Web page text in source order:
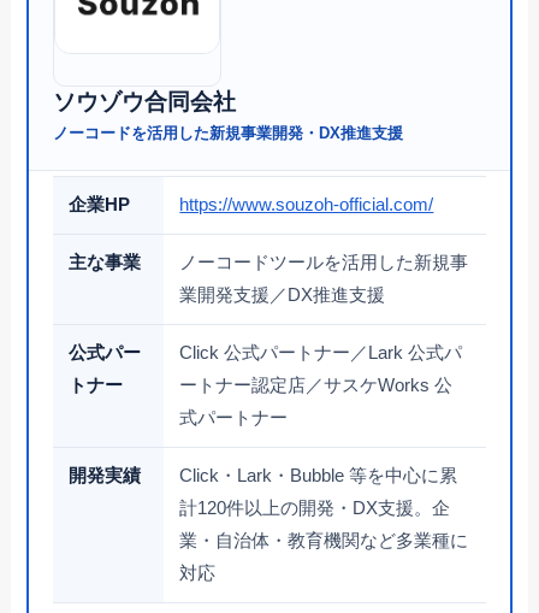
ソウゾウ合同会社
ノーコードを活用した新規事業開発・DX推進支援
企業HP https://www.souzoh-official.com/
主な事業
ノーコードツールを活用した新規事
業開発支援／DX推進支援
公式パー
トナー
Click 公式パートナー／Lark 公式パ
ートナー認定店／サスケWorks 公
式パートナー
開発実績
Click・Lark・Bubble 等を中心に累
計120件以上の開発・DX支援。企
業・自治体・教育機関など多業種に
対応